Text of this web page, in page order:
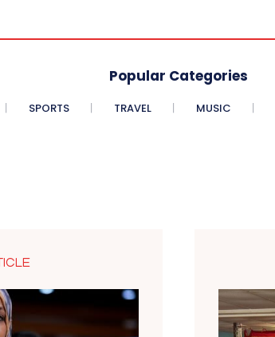
Popular Categories
SPORTS TRAVEL MUSIC